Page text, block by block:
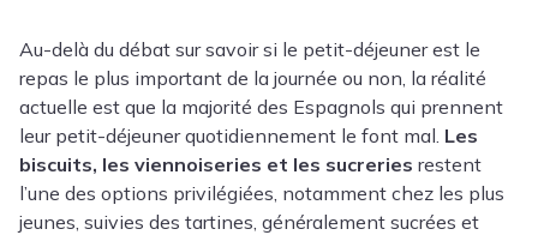
Au-delà du débat sur savoir si le petit-déjeuner est le
repas le plus important de la journée ou non, la réalité
actuelle est que la majorité des Espagnols qui prennent
leur petit-déjeuner quotidiennement le font mal. Les
biscuits, les viennoiseries et les sucreries restent
l’une des options privilégiées, notamment chez les plus
jeunes, suivies des tartines, généralement sucrées et